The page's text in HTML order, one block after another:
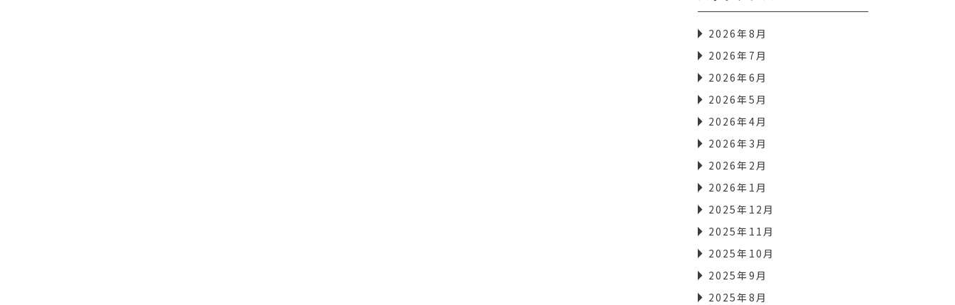
2026年8月
2026年7月
2026年6月
2026年5月
2026年4月
2026年3月
2026年2月
2026年1月
2025年12月
2025年11月
2025年10月
2025年9月
2025年8月